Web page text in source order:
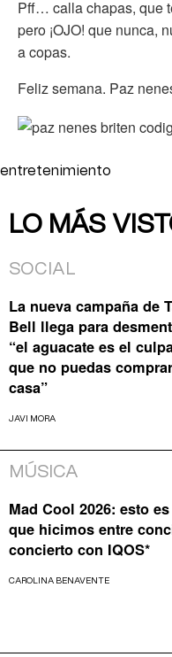
Pff… calla chapas, que
pero ¡OJO! que nunca,
a copas.
Feliz semana. Paz
entretenimiento
LO MÁS
SOCIAL
La nueva campaña de
Bell llega para
“el aguacate es el
que no puedas
casa”
JAVI MORA
MÚSICA
Mad Cool 2026: esto
que hicimos entre
concierto con IQOS*
CAROLINA BENAVENTE